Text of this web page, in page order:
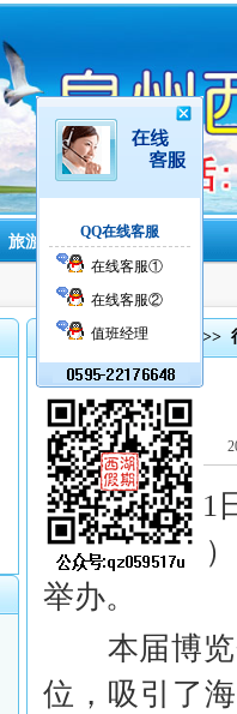
QQ在线客服
在线客服①
在线客服②
值班经理
旅游线路 酒店预订
首页>>旅游资讯 >>
5月29日至
中国（厦门
举办。
本届博览
位，吸引了